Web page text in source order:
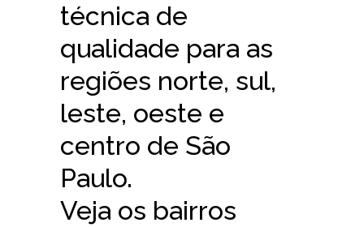
técnica de
qualidade para as
regiões norte, sul,
leste, oeste e
centro de São
Paulo.
Veja os bairros